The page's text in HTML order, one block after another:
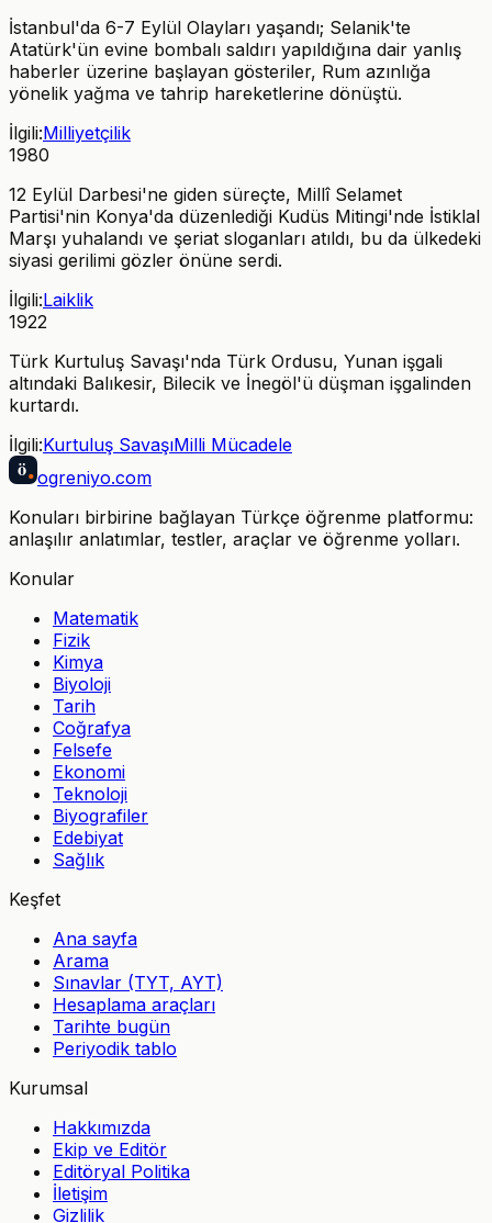
İstanbul'da 6-7 Eylül Olayları yaşandı; Selanik'te
Atatürk'ün evine bombalı saldırı yapıldığına dair yanlış
haberler üzerine başlayan gösteriler, Rum azınlığa
yönelik yağma ve tahrip hareketlerine dönüştü.
İlgili:Milliyetçilik
1980
12 Eylül Darbesi'ne giden süreçte, Millî Selamet
Partisi'nin Konya'da düzenlediği Kudüs Mitingi'nde İstiklal
Marşı yuhalandı ve şeriat sloganları atıldı, bu da ülkedeki
siyasi gerilimi gözler önüne serdi.
İlgili:Laiklik
1922
Türk Kurtuluş Savaşı'nda Türk Ordusu, Yunan işgali
altındaki Balıkesir, Bilecik ve İnegöl'ü düşman işgalinden
kurtardı.
İlgili:Kurtuluş SavaşıMilli Mücadele
ö ogreniyo.com
Konuları birbirine bağlayan Türkçe öğrenme platformu:
anlaşılır anlatımlar, testler, araçlar ve öğrenme yolları.
Konular
Matematik
Fizik
Kimya
Biyoloji
Tarih
Coğrafya
Felsefe
Ekonomi
Teknoloji
Biyografiler
Edebiyat
Sağlık
Keşfet
Ana sayfa
Arama
Sınavlar (TYT, AYT)
Hesaplama araçları
Tarihte bugün
Periyodik tablo
Kurumsal
Hakkımızda
Ekip ve Editör
Editöryal Politika
İletişim
Gizlilik